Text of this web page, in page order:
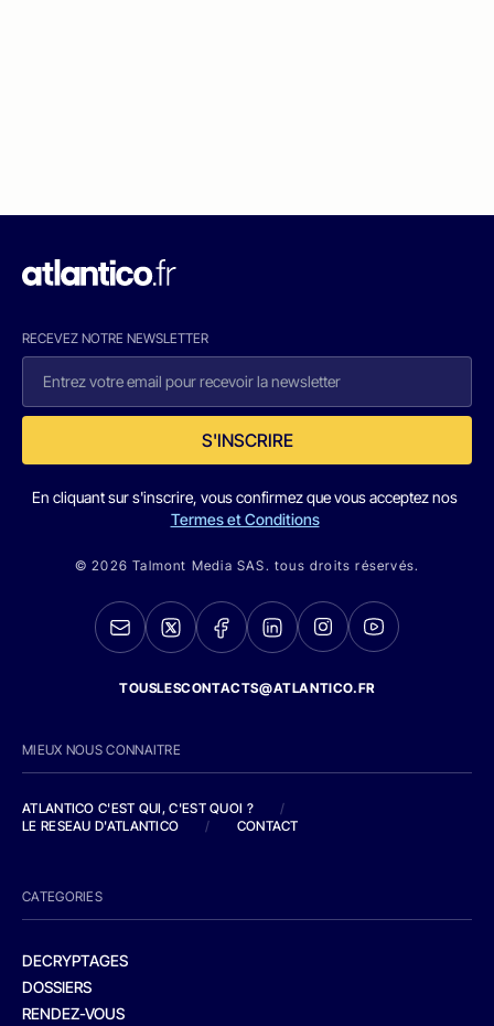
RECEVEZ NOTRE NEWSLETTER
S'INSCRIRE
En cliquant sur s'inscrire, vous confirmez que vous acceptez nos
Termes et Conditions
© 2026 Talmont Media SAS. tous droits réservés.
TOUSLESCONTACTS@ATLANTICO.FR
MIEUX NOUS CONNAITRE
ATLANTICO C'EST QUI, C'EST QUOI ?
/
LE RESEAU D'ATLANTICO
/ CONTACT
CATEGORIES
DECRYPTAGES
DOSSIERS
RENDEZ-VOUS